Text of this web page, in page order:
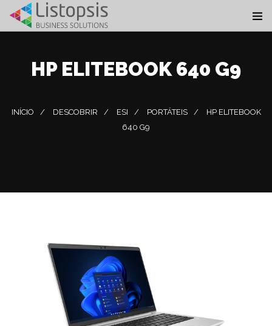
HP ELITEBOOK 640 G9
INÍCIO DESCOBRIR ESI PORTÁTEIS
HP ELITEBOOK
640 G9